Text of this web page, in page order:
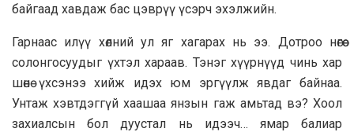
байгаад хавдаж бас цэврүү үсэрч эхэлжийн.
Гарнаас илүү хѳлний ул яг хагарах нь ээ. Дотроо нѳгѳѳ
солонгосуудыг үхтэл хараав. Тэнэг хүүрнүүд чинь хар
шѳнѳ үхсэнээ хийж идэх юм эргүүлж явдаг байнаа.
Унтаж хэвтдэггүй хаашаа янзын гаж амьтад вэ? Хоол
захиалсын бол дуустал нь идээч… ямар балиар